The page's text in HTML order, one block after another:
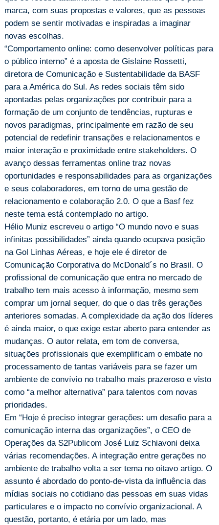
marca, com suas propostas e valores, que as pessoas
podem se sentir motivadas e inspiradas a imaginar
novas escolhas.
“Comportamento online: como desenvolver políticas para
o público interno” é a aposta de Gislaine Rossetti,
diretora de Comunicação e Sustentabilidade da BASF
para a América do Sul. As redes sociais têm sido
apontadas pelas organizações por contribuir para a
formação de um conjunto de tendências, rupturas e
novos paradigmas, principalmente em razão de seu
potencial de redefinir transações e relacionamentos e
maior interação e proximidade entre stakeholders. O
avanço dessas ferramentas online traz novas
oportunidades e responsabilidades para as organizações
e seus colaboradores, em torno de uma gestão de
relacionamento e colaboração 2.0. O que a Basf fez
neste tema está contemplado no artigo.
Hélio Muniz escreveu o artigo “O mundo novo e suas
infinitas possibilidades” ainda quando ocupava posição
na Gol Linhas Aéreas, e hoje ele é diretor de
Comunicação Corporativa do McDonald´s no Brasil. O
profissional de comunicação que entra no mercado de
trabalho tem mais acesso à informação, mesmo sem
comprar um jornal sequer, do que o das três gerações
anteriores somadas. A complexidade da ação dos líderes
é ainda maior, o que exige estar aberto para entender as
mudanças. O autor relata, em tom de conversa,
situações profissionais que exemplificam o embate no
processamento de tantas variáveis para se fazer um
ambiente de convívio no trabalho mais prazeroso e visto
como “a melhor alternativa” para talentos com novas
prioridades.
Em “Hoje é preciso integrar gerações: um desafio para a
comunicação interna das organizações”, o CEO de
Operações da S2Publicom José Luiz Schiavoni deixa
várias recomendações. A integração entre gerações no
ambiente de trabalho volta a ser tema no oitavo artigo. O
assunto é abordado do ponto-de-vista da influência das
mídias sociais no cotidiano das pessoas em suas vidas
particulares e o impacto no convívio organizacional. A
questão, portanto, é etária por um lado, mas